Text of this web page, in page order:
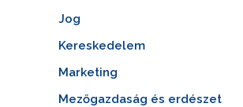
Jog
Kereskedelem
Marketing
Mezőgazdaság és erdészet